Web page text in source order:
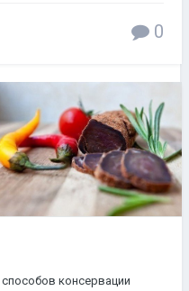
0
консервации